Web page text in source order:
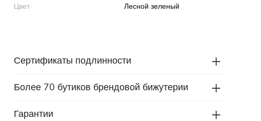
Цвет Лесной зеленый
Сертификаты подлинности
Более 70 бутиков брендовой бижутерии
Гарантии